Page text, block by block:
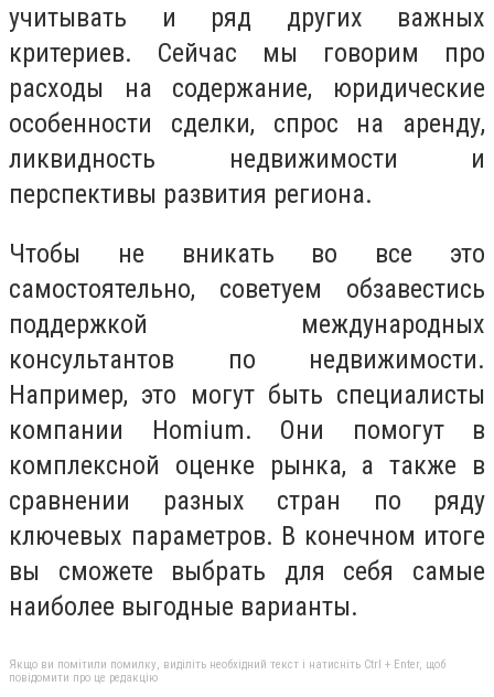
учитывать и ряд других важных
критериев. Сейчас мы говорим про
расходы на содержание, юридические
особенности сделки, спрос на аренду,
ликвидность недвижимости и
перспективы развития региона.
Чтобы не вникать во все это
самостоятельно, советуем обзавестись
поддержкой международных
консультантов по недвижимости.
Например, это могут быть специалисты
компании Homium. Они помогут в
комплексной оценке рынка, а также в
сравнении разных стран по ряду
ключевых параметров. В конечном итоге
вы сможете выбрать для себя самые
наиболее выгодные варианты.
Якщо ви помітили помилку, виділіть необхідний текст і натисніть Ctrl + Enter, щоб
повідомити про це редакцію